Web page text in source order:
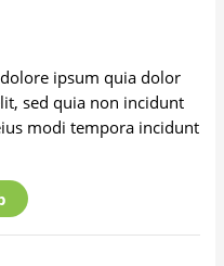
ipsum quia dolor
sed quia non incidunt
modi tempora incidunt